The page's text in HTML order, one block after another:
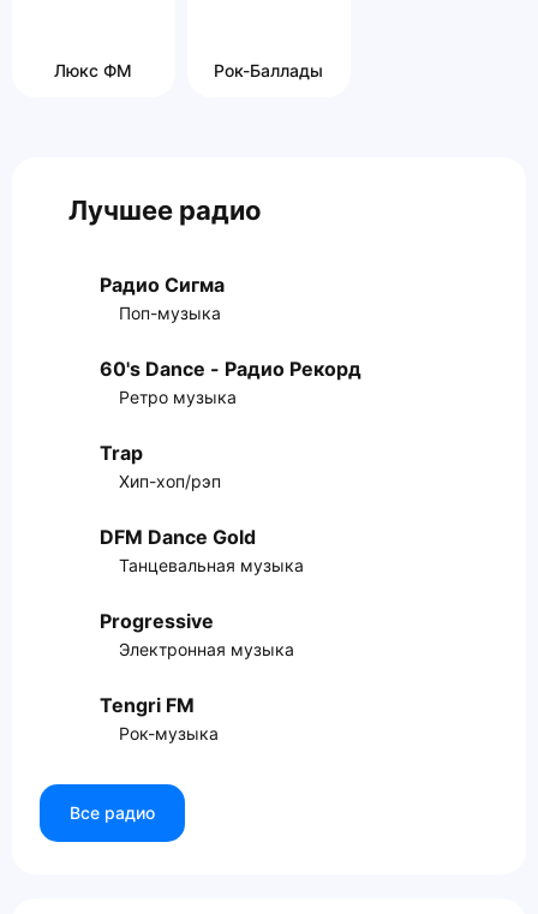
Люкс ФМ Рок-Баллады
Лучшее радио
Радио Сигма
Поп-музыка
60's Dance - Радио Рекорд
Ретро музыка
Trap
Хип-хоп/рэп
DFM Dance Gold
Танцевальная музыка
Progressive
Электронная музыка
Tengri FM
Рок-музыка
Все радио